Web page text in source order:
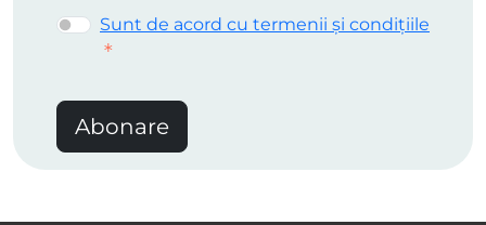
Sunt de acord cu termenii și condițiile
Abonare